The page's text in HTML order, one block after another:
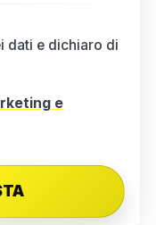
dati e dichiaro di
e